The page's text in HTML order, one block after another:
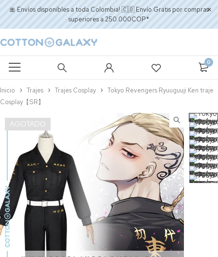
🎀 Envíos disponibles a toda Colombia! 🇨🇴 Envío Gratis por compras
superiores a 250.000COP*
0
Inicio Trajes Trajes Cosplay
Tokyo Revengers Ryuuguuji Ken traje
Cosplay【SR】
AGOTADO